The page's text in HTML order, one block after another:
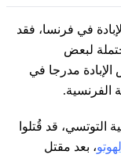
في فرنسا، فقد
لبعض
بات تدريس الإبادة مدرجا في
الفرنسية.
التوتسي، قد قُتلوا
، بعد مقتل